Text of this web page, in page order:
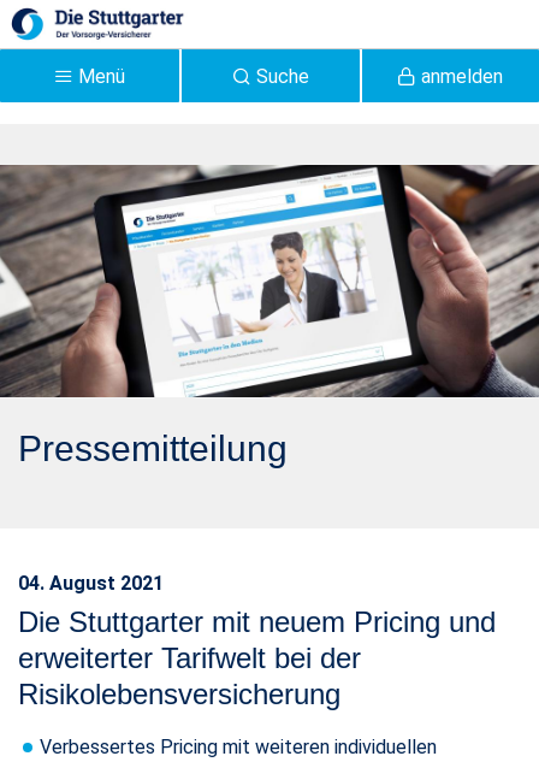
Zum Hauptinhalt springen
anmelden
Suche
Menü
Pricing und erweiterter
Tarifwelt bei der
Risikolebensversicherung
- Stuttgarter
Pressemitteilung
04. August 2021
Die Stuttgarter mit neuem Pricing und
erweiterter Tarifwelt bei der
Risikolebensversicherung
Verbessertes Pricing mit weiteren individuellen